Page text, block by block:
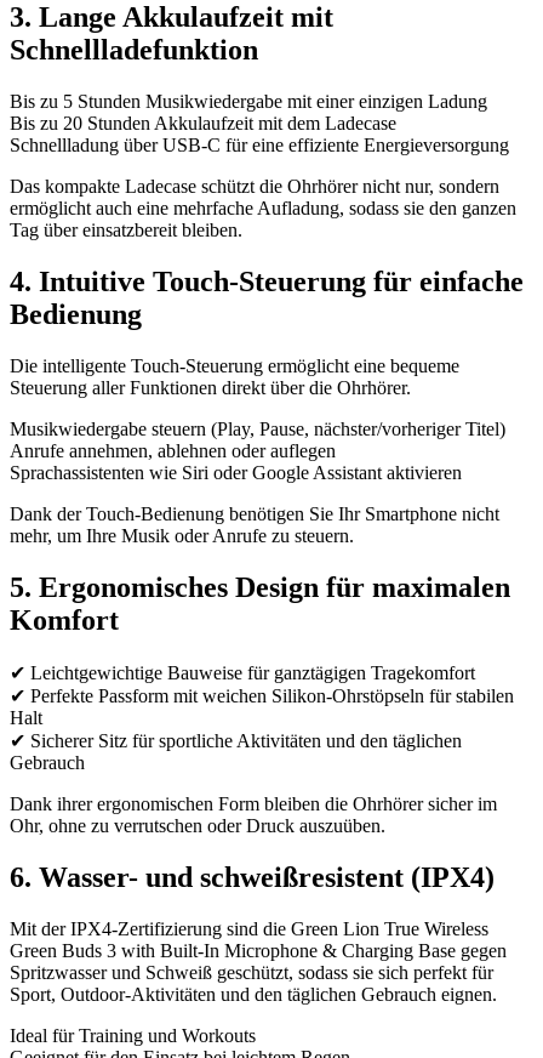
3. Lange Akkulaufzeit mit
Schnellladefunktion
Bis zu 5 Stunden Musikwiedergabe mit einer einzigen Ladung
Bis zu 20 Stunden Akkulaufzeit mit dem Ladecase
Schnellladung über USB-C für eine effiziente Energieversorgung
Das kompakte Ladecase schützt die Ohrhörer nicht nur, sondern
ermöglicht auch eine mehrfache Aufladung, sodass sie den ganzen
Tag über einsatzbereit bleiben.
4. Intuitive Touch-Steuerung für einfache
Bedienung
Die intelligente Touch-Steuerung ermöglicht eine bequeme
Steuerung aller Funktionen direkt über die Ohrhörer.
Musikwiedergabe steuern (Play, Pause, nächster/vorheriger Titel)
Anrufe annehmen, ablehnen oder auflegen
Sprachassistenten wie Siri oder Google Assistant aktivieren
Dank der Touch-Bedienung benötigen Sie Ihr Smartphone nicht
mehr, um Ihre Musik oder Anrufe zu steuern.
5. Ergonomisches Design für maximalen
Komfort
✔ Leichtgewichtige Bauweise für ganztägigen Tragekomfort
✔ Perfekte Passform mit weichen Silikon-Ohrstöpseln für stabilen
Halt
✔ Sicherer Sitz für sportliche Aktivitäten und den täglichen
Gebrauch
Dank ihrer ergonomischen Form bleiben die Ohrhörer sicher im
Ohr, ohne zu verrutschen oder Druck auszuüben.
6. Wasser- und schweißresistent (IPX4)
Mit der IPX4-Zertifizierung sind die Green Lion True Wireless
Green Buds 3 with Built-In Microphone & Charging Base gegen
Spritzwasser und Schweiß geschützt, sodass sie sich perfekt für
Sport, Outdoor-Aktivitäten und den täglichen Gebrauch eignen.
Ideal für Training und Workouts